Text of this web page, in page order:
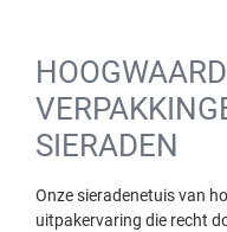
SIERADEN
Onze sieradenetuis van
uitpakervaring die recht